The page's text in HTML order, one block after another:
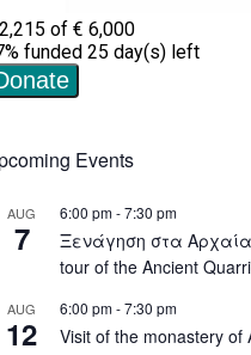
Events
AUG
7
6:00 pm-7:30 pm
Ξενάγηση στα
tour of the Ancient
AUG
12
6:00 pm-7:30 pm
Visit of the monastery of